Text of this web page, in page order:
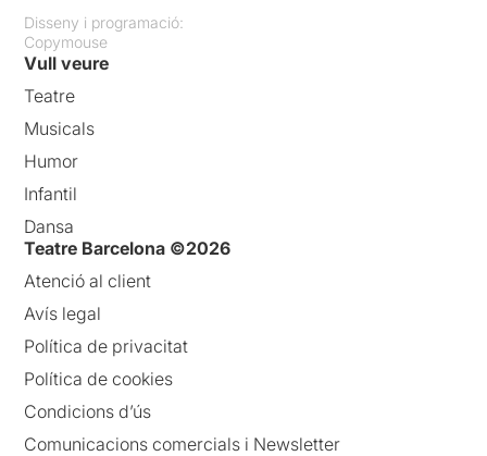
Disseny i programació:
Copymouse
Vull veure
Teatre
Musicals
Humor
Infantil
Dansa
Teatre Barcelona ©2026
Atenció al client
Avís legal
Política de privacitat
Política de cookies
Condicions d’ús
Comunicacions comercials i Newsletter